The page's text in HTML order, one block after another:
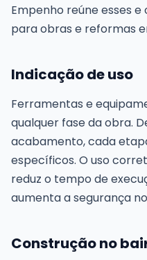
Empenho reúne esses
para obras e reformas
Indicação de uso
Ferramentas e
qualquer fase da obra.
acabamento, cada
específicos. O uso
reduz o tempo de
aumenta a segurança
Construção no